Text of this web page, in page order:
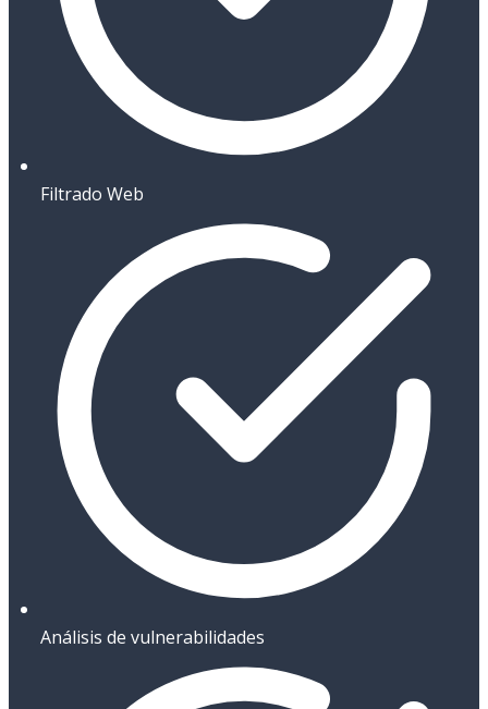
Filtrado Web
Análisis de vulnerabilidades